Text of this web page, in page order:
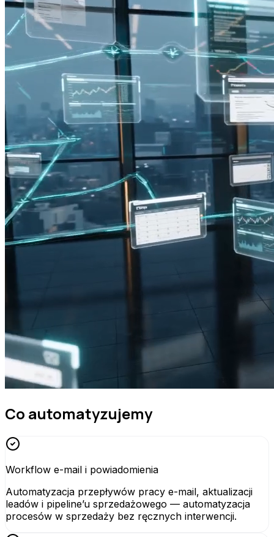
Co automatyzujemy
Workflow e-mail i powiadomienia
Automatyzacja przepływów pracy e-mail, aktualizacji
leadów i pipeline’u sprzedażowego — automatyzacja
procesów w sprzedaży bez ręcznych interwencji.